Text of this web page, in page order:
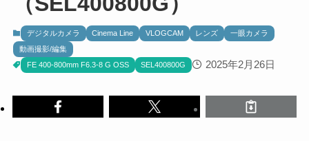
デジタルカメラ Cinema Line VLOGCAM レンズ
一眼カメラ
動画撮影/編集
FE 400-800mm F6.3-8 G OSS
SEL400800G 2025年2月26日